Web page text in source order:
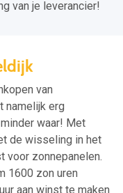
van je leverancier!
van
namelijk erg
waar! Met
de wisseling in het
voor zonnepanelen.
1600 zon uren
aan winst te maken